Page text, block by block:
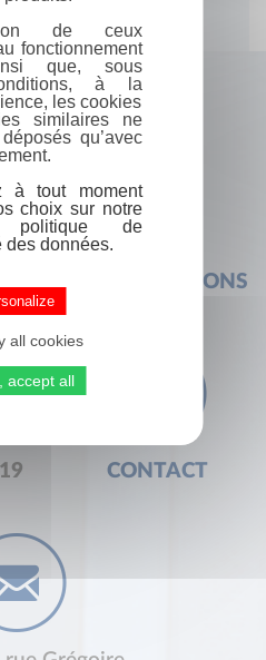
FOIRE AUX QUESTIONS
CONTACT
de ceux
fonctionnement
que, sous
à la
les cookies
similaires ne
qu’avec
à tout moment
choix sur notre
de
des données.
all cookies
accept all